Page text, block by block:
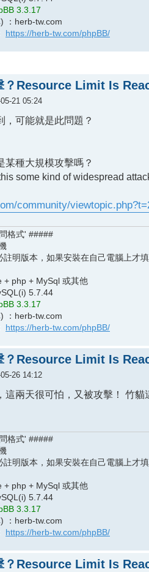
3.3.17
：herb-tw.com
https://herb-tw.com/phpBB/
？Resource Limit Is
21 05:24
，可能就是此問題？
某種大規模攻擊嗎？
some kind of widespread
community/
格式' #####
明版本，如果安裝在自己電腦上才
+ php + MySql 或其他
5.7.44
3.3.17
：herb-tw.com
https://herb-tw.com/phpBB/
？Resource Limit Is
26 14:12
這兩天很可怕，又被攻擊！ 竹
格式' #####
明版本，如果安裝在自己電腦上才
+ php + MySql 或其他
5.7.44
3.3.17
：herb-tw.com
https://herb-tw.com/phpBB/
？Resource Limit Is